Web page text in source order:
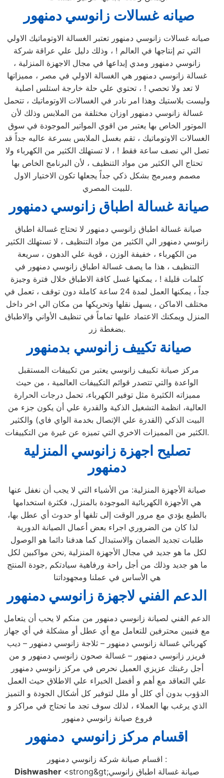
صيانه غسالات زانوسي دمنهور
التي تم إنتاجها في العالم ! ، وذلك دليل علي عراقة شركة
زانوسي دمنهور ومدي إبداعها في مجال الاجهزة المنزلية ،
غسالة زانوسي دمنهور هي الغسالة الاولي في مصر ، مميزاتها
لا تعد ولا تحصي ! ، تحتوي علي حلة خارجة استلس اصلية
وليست بلاستيك وهذا امر نادر في الغسالات الاوتوماتيك ، تتحمل
غسالة زانوسي دمنهور اوزان مختلفة من الملابس وذلك لأن
الموتور الخاص بها يعتبر من اقوي المواتير الموجودة في سوق
الغسالات الاوتوماتيك ، تقم بغسل الملابس بسرعة عاليه جداً قد
تصل الي نصف ساعة فقط ! ، لا تستهلك الكثير من الكهرباء ولا
تحتاج الي الكثير من مواد التنظيف ، لأن البرنامج الخاص بها
مصمم ومبرمج بشكل ذكي جداً يجعلها تكون الاختيار الاول
للبيت المصري.
صيانة غسالة اطباق زانوسي دمنهور
زانوسي دمنهور الي الكثير من مواد التنظيف ، لا تستهلك الكثير
من الكهرباء ، خفيفة الوزن ، قوية علي الدهون ، سريعة
التنظيف ، هذا ما يصف غسالة اطباق زانوسي دمنهور في
كلمات قليلة ! ، يمكنها غسل كافة الاطباق خلال فترة وجيزة
جداً ، يمكنها العمل لمدة 24 ساعة كاملة دون توقف ، تعمل في
مختلف الاماكن ، يسهل نقلها وتحريكها من مكان الي اخر داخل
المنزل ويمكنك الاعتماد عليها تماماً في تنظيف الأواني والاطباق
بضغطة زر.
صيانة تكييف زانوسي بدمنهور
الواعدة والتي تتصدر قوائم التكييفات العالمية ، من حيث
مميزاته الكثيرة مثل توفير الكهرباء، تحمل درجات الحرارة
العالية، انظمة التشغيل الذكية والقدرة علي أن يكون جزء من
البيت الذكي (القدرة علي الإتصال بخدمة الواي فاي) والكثير
الكثير من المميزات الاخري التي تميزه عن غيرة من التكييفات.
تصليح اجهزة زانوسي المنزلية
دمنهور
صيانة الأجهزة المنزلية: من الأشياء التي لا يجب أن نغفل عنها
هي الأجهزة الكهربائية الموجودة بالمنزل، فكثرة استخدامها
بالطبع يؤدي مع مرور الوقت إلى تلفها أو حدوث أي عطل بها،
لذا كان من الضروري اجراء بعض أعمال الصيانة الدورية
طلبات تجديد الضمان والاستبدال كما هدفنا دائما هو الوصول
لكل ما هو جديد في مجال الأجهزة المنزلية ,نحن مواكبين لكل
ما هو جديد وذلك من أجل راحة ورفاهية سيادتكم ,جودة المنتج
هي الأساس في عملنا ومجهوداتنا
الدعم الفني لاجهزة زانوسي دمنهور
الدعم الفني لصيانة زانوسي دمنهور من منكم لا يحب أن يتعامل
مع فنيين محترفين للتعامل مع أي عطل أو مشكلة في أي جهاز
كهربائي غسالة زانوسي دمنهور – ثلاجة زانوسي دمنهور – ديب
فريزر زانوسي دمنهور – غسالة صحون زانوسي دمنهور و من
أجل رغبتك عزيزي العميل نحرص في مركز زانوسي دمنهور
علي التعاقد مع أهم و أفضل الخبراء علي الاطلاق حيث العمل
الدؤوب بدون أي كلل أو ملل لتوفير كل أشكال الجودة و التميز
الذي يرغب بها العملاء ، لذلك سوف تجد ما تحتاج في مراكز و
فروع صيانة زانوسي دمنهور
اقسام مركز زانوسي دمنهور
اقسام صيانة شركة زانوسي دمنهور :
Dishwasher <strong&gt;صيانة غسالة اطباق زانوسي